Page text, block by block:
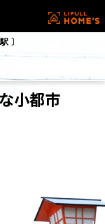
〕
小都市